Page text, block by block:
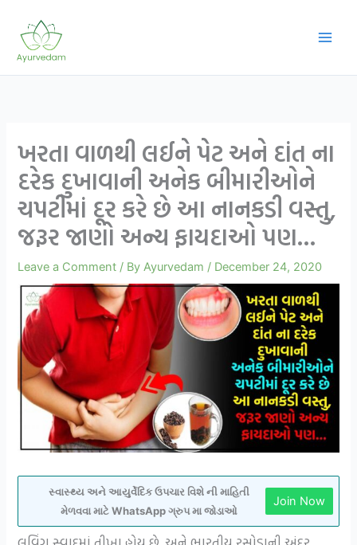
content
ખરતા વાળથી લઈને પેટ અને દાંત ના
દરેક દુખાવાની અનેક બીમારીઓને
ચપટીમાં દૂર કરે છે આ નાનકડી વસ્તુ,
જરૂર જાણો અન્ય ફાયદાઓ પણ…
Leave a Comment / ByAyurvedam / December 24, 2020
સ્વાસ્થ્ય અને આયુર્વેદિક ઉપચાર વિશે ની માહિતી
મેળવવા માટે WhatsApp ગ્રુપ મા જોડાઓ
Join Now